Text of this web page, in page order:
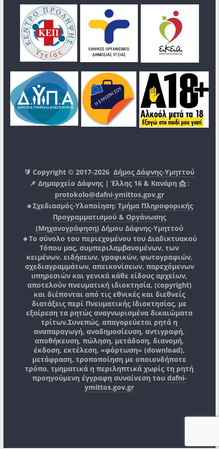
🔰 Copyright © 2017-2026Δήμος Δάφνης-Υμηττού
📌 Δημαρχείο Δάφνης | Έλλης 16 & Κανάρη 📩 :
protokolo@dafni-ymittos.gov.gr
🔹Σχεδιασμός-Υλοποίηση: Τμήμα Πληροφορικής
Προγραμματισμού & Οργάνωσης
(Μηχανογράφηση) Δήμου Δάφνης-Υμηττού
🔸Το σύνολο του περιεχομένου του Διαδικτυακού
Τόπου μας, συμπεριλαμβανομένων, των
κειμένων, ειδήσεων, γραφικών, φωτογραφιών,
σχεδιαγραμμάτων, απεικονίσεων, παρεχόμενων
υπηρεσιών και γενικά κάθε είδους αρχείων,
αποτελούν πνευματική ιδιοκτησία, (copyright)
και διέπονται από τις εθνικές και διεθνείς
διατάξεις περί Πνευματικής Ιδιοκτησίας, με
εξαίρεση τα ρητώς αναγνωρισμένα δικαιώματα
τρίτων.Συνεπώς, απαγορεύεται ρητά η
αναπαραγωγή, αναδημοσίευση, αντιγραφή,
αποθήκευση, πώληση, μετάδοση, διανομή,
έκδοση, εκτέλεση, «φόρτωση» (download),
μετάφραση, τροποποίηση με οποιονδήποτε
τρόπο, τμηματικά η περιληπτικά χωρίς τη ρητή
προηγούμενη έγγραφη συναίνεση του dafni-
ymittos.gov.gr